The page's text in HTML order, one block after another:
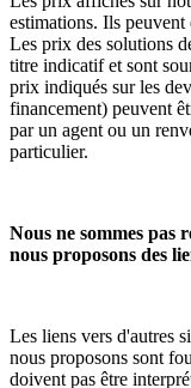
estimations. Ils peuvent
Les prix des solutions
titre indicatif et sont
prix indiqués sur les
financement) peuvent
par un agent ou un
particulier.
Nous ne sommes pas
nous proposons des
Les liens vers d'autres
nous proposons sont
doivent pas être